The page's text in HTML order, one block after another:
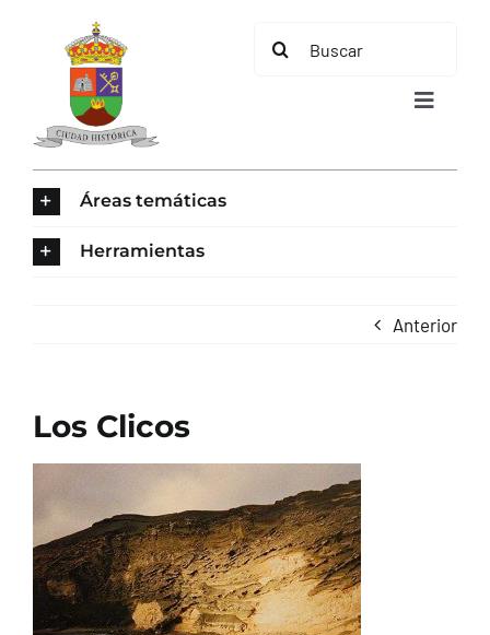
contenido
Buscar:
Toggle
CONTACTO
Áreas temáticas
Herramientas
Anterior
Los Clicos